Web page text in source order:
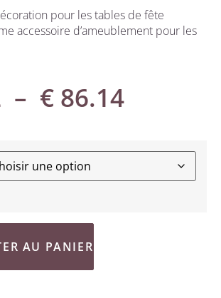
pour les tables de fête
accessoire d’ameublement pour les
– € 86.14
AU PANIER